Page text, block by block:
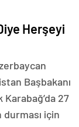
Herşeyi
Başbakanı
Karabağ’da 27
durması için